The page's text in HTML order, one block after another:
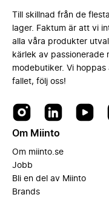
Till skillnad från de
lager. Faktum är att vi
alla våra produkter
kärlek av passionerade
modebutiker. Vi
fallet, följ oss!
Om Miinto
Om miinto.se
Jobb
Bli en del av Miinto
Brands